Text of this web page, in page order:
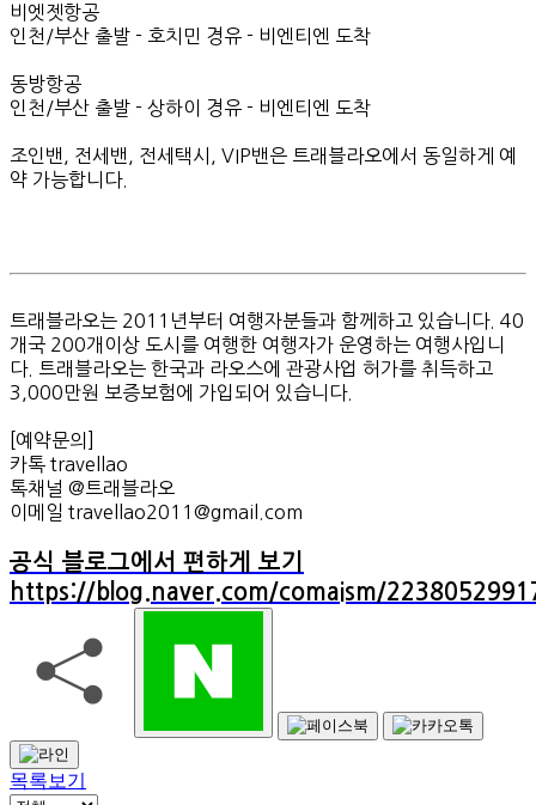
비엣젯항공
인천/부산 출발 - 호치민 경유 - 비엔티엔 도착
동방항공
인천/부산 출발 - 상하이 경유 - 비엔티엔 도착
조인밴, 전세밴, 전세택시, VIP밴은 트래블라오에서 동일하게 예
약 가능합니다.
​트래블라오는 2011년부터 여행자분들과 함께하고 있습니다. 40
개국 200개이상 도시를 여행한 여행자가 운영하는 여행사입니
다. 트래블라오는 한국과 라오스에 관광사업 허가를 취득하고
3,000만원 보증보험에 가입되어 있습니다.
[예약문의]
카톡 travellao
톡채널 @트래블라오
이메일 travellao2011@gmail.com
공식 블로그에서 편하게 보기
https://blog.naver.com/comaism/
목록보기